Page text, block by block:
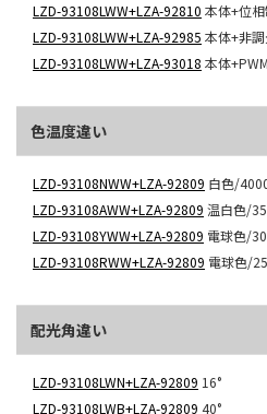
LZD-93108LWW+LZA-92810 本体+位
LZD-93108LWW+LZA-92985 本体+非
LZD-93108LWW+LZA-93018 本体
色温度違い
LZD-93108NWW+LZA-92809 白色/
LZD-93108AWW+LZA-92809 温白色/
LZD-93108YWW+LZA-92809 電球色/
LZD-93108RWW+LZA-92809 電球色/
配光角違い
LZD-93108LWN+LZA-92809 16°
LZD-93108LWB+LZA-92809 40°